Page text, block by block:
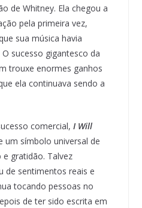
de Whitney. Ela chegou a
pela primeira vez,
sua música havia
sucesso gigantesco da
trouxe enormes ganhos
ela continuava sendo a
comercial, I Will
símbolo universal de
gratidão. Talvez
de sentimentos reais e
tocando pessoas no
de ter sido escrita em